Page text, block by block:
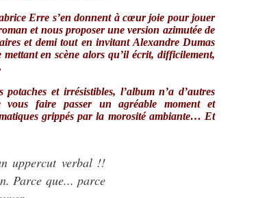
Erre s’en donnent à cœur joie pour jouer
et nous proposer une version azimutée de
et demi tout en invitant Alexandre Dumas
mettant en scène alors qu’il écrit, difficilement,
potaches et irrésistibles, l’album n’a d’autres
vous faire passer un agréable moment et
grippés par la morosité ambiante… Et
uppercut verbal !!
Parce que... parce